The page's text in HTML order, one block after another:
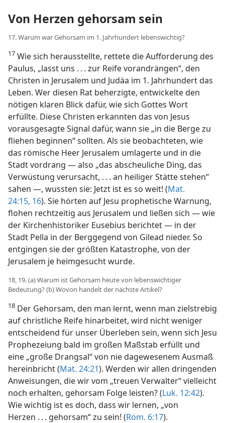
Von Herzen gehorsam sein
17. Warum war Gehorsam im 1. Jahrhundert lebenswichtig?
17 Wie sich herausstellte, rettete die Aufforderung des
Paulus, „lasst uns . . . zur Reife vorandrängen“, den
Christen in Jerusalem und Judäa im 1. Jahrhundert das
Leben. Wer diesen Rat beherzigte, entwickelte den
nötigen klaren Blick dafür, wie sich Gottes Wort
erfüllte. Diese Christen erkannten das von Jesus
vorausgesagte Signal dafür, wann sie „in die Berge zu
fliehen beginnen“ sollten. Als sie beobachteten, wie
das römische Heer Jerusalem umlagerte und in die
Stadt vordrang — also „das abscheuliche Ding, das
Verwüstung verursacht, . . . an heiliger Stätte stehen“
sahen —, wussten sie: Jetzt ist es so weit! (Mat.
24:15, 16). Sie hörten auf Jesu prophetische Warnung,
flohen rechtzeitig aus Jerusalem und ließen sich — wie
der Kirchenhistoriker Eusebius berichtet — in der
Stadt Pella in der Berggegend von Gilead nieder. So
entgingen sie der größten Katastrophe, von der
Jerusalem je heimgesucht wurde.
18, 19. (a) Warum ist Gehorsam heute von lebenswichtiger
Bedeutung? (b) Wovon handelt der nächste Artikel?
18 Der Gehorsam, den man lernt, wenn man zielstrebig
auf christliche Reife hinarbeitet, wird nicht weniger
entscheidend für unser Überleben sein, wenn sich Jesu
Prophezeiung bald im großen Maßstab erfüllt und
eine „große Drangsal“ von nie dagewesenem Ausmaß
hereinbricht (Mat. 24:21). Werden wir allen dringenden
Anweisungen, die wir vom „treuen Verwalter“ vielleicht
noch erhalten, gehorsam Folge leisten? (Luk. 12:42).
Wie wichtig ist es doch, dass wir lernen, „von
Herzen . . . gehorsam“ zu sein! (Röm. 6:17).